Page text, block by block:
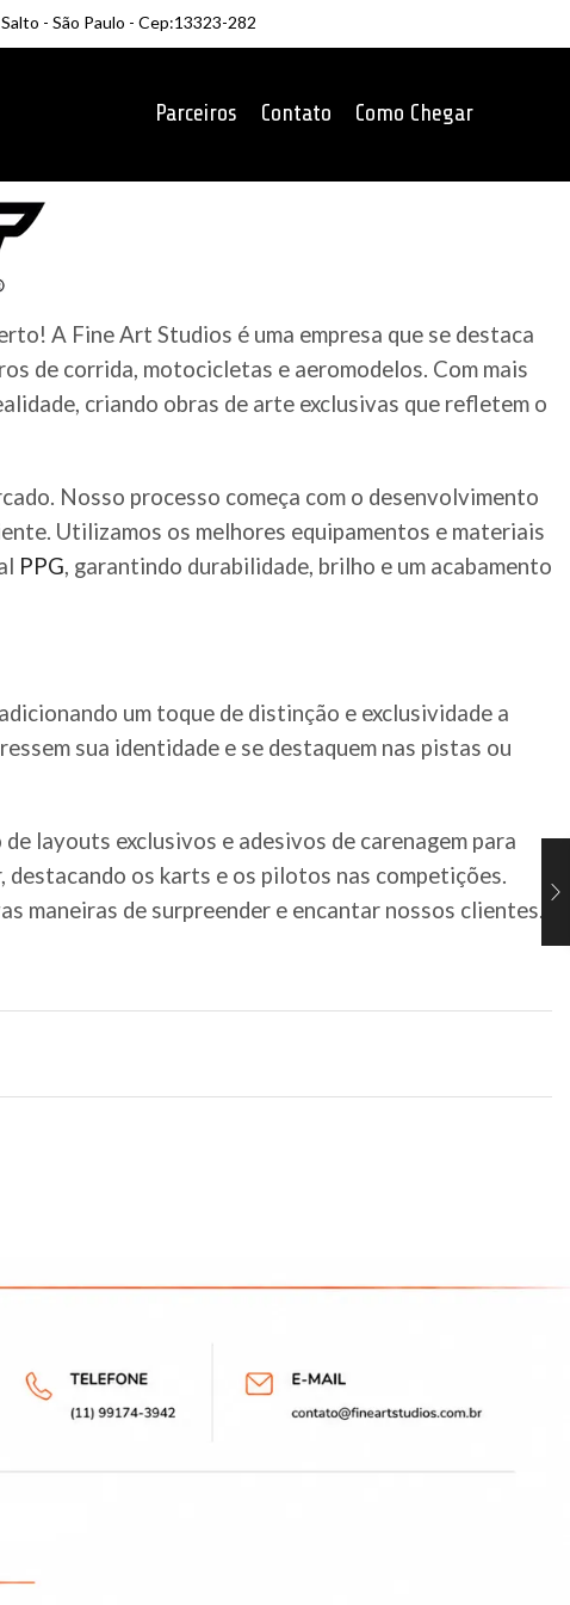
- São Paulo - Cep:13323-282
Parceiros Contato Como Chegar
A Fine Art Studios é uma empresa que se destaca
de corrida, motocicletas e aeromodelos. Com mais
criando obras de arte exclusivas que refletem o
Nosso processo começa com o desenvolvimento
Utilizamos os melhores equipamentos e materiais
PPG, garantindo durabilidade, brilho e um acabamento
um toque de distinção e exclusividade a
sua identidade e se destaquem nas pistas ou
layouts exclusivos e adesivos de carenagem para
os karts e os pilotos nas competições.
maneiras de surpreender e encantar nossos clientes.